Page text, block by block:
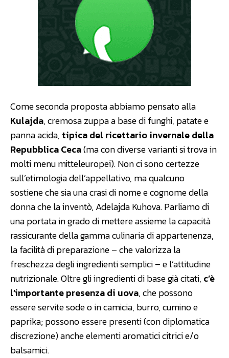
Come seconda proposta abbiamo pensato alla
Kulajda, cremosa zuppa a base di funghi, patate e
panna acida, tipica del ricettario invernale della
Repubblica Ceca(ma con diverse varianti si trova in
molti menu mitteleuropei). Non ci sono certezze
sull’etimologia dell’appellativo, ma qualcuno
sostiene che sia una crasi di nome e cognome della
donna che la inventò, Adelajda Kuhova. Parliamo di
una portata in grado di mettere assieme la capacità
rassicurante della gamma culinaria di appartenenza,
la facilità di preparazione – che valorizza la
freschezza degli ingredienti semplici – e l’attitudine
nutrizionale. Oltre gli ingredienti di base già citati, c’è
l’importante presenza di uova, che possono
essere servite sode o in camicia, burro, cumino e
paprika; possono essere presenti (con diplomatica
discrezione) anche elementi aromatici citrici e/o
balsamici.